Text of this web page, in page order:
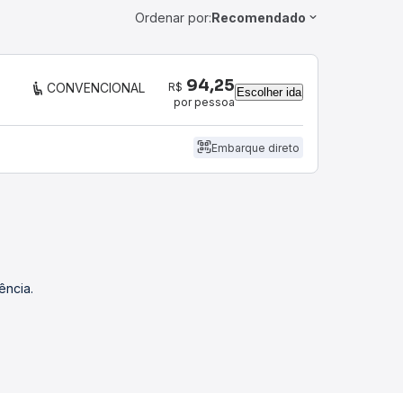
Ordenar por:Recomendado
CONVENCIONAL R$ 94,25
por pessoa
Escolher ida
Embarque direto